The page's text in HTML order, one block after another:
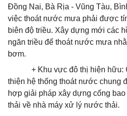
Đồng Nai, Bà Rịa - Vũng Tàu,
việc thoátnước mưa phải được
biên độ triều. Xây dựng mới các
ngăn triều để thoátnước mưa
bơm.
+ Khu vực đô thị hiện hữu:
thiện hệ thống thoátnước chung
hợp giải pháp xây dựng cống
thải về nhà máy xử lý nước thải.